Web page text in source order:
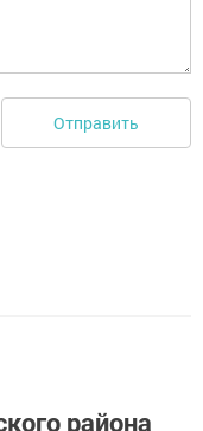
Отправить
района